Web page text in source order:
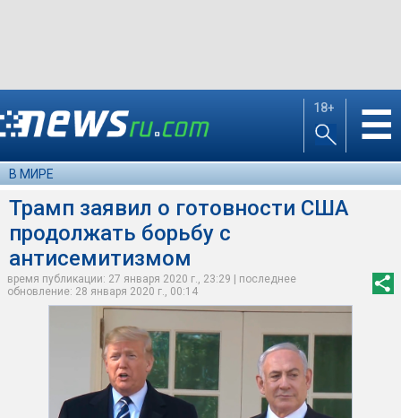
18+ ☰
В МИРЕ
Трамп заявил о готовности США
продолжать борьбу с
антисемитизмом
время публикации: 27 января 2020 г., 23:29 | последнее
обновление: 28 января 2020 г., 00:14